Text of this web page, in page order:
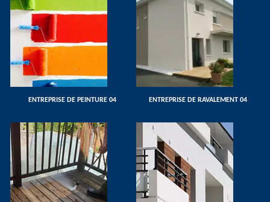
ENTREPRISE DE PEINTURE 04 ENTREPRISE DE RAVALEMENT 04